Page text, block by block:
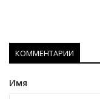
КОММЕНТАРИИ
Имя